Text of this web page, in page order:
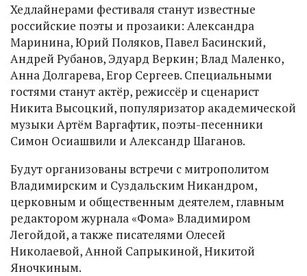
Хедлайнерами фестиваля станут известные
российские поэты и прозаики: Александра
Маринина, Юрий Поляков, Павел Басинский,
Андрей Рубанов, Эдуард Веркин; Влад Маленко,
Анна Долгарева, Егор Сергеев. Специальными
гостями станут актёр, режиссёр и сценарист
Никита Высоцкий, популяризатор академической
музыки Артём Варгафтик, поэты-песенники
Симон Осиашвили и Александр Шаганов.
Будут организованы встречи с митрополитом
Владимирским и Суздальским Никандром,
церковным и общественным деятелем, главным
редактором журнала «Фома» Владимиром
Легойдой, а также писателями Олесей
Николаевой, Анной Сапрыкиной, Никитой
Яночкиным.